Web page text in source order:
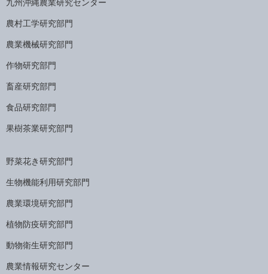
九州沖縄農業研究センター
農村工学研究部門
農業機械研究部門
作物研究部門
畜産研究部門
食品研究部門
果樹茶業研究部門
野菜花き研究部門
生物機能利用研究部門
農業環境研究部門
植物防疫研究部門
動物衛生研究部門
農業情報研究センター